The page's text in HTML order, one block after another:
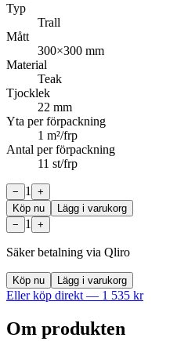
Typ
Trall
Mått
300×300 mm
Material
Teak
Tjocklek
22 mm
Yta per förpackning
1 m²/frp
Antal per förpackning
11 st/frp
− 1
+
Köp nu
Lägg i varukorg
−
1 +
Säker betalning via Qliro
Köp nu Lägg i varukorg
Eller köp direkt — 1 535 kr
Om produkten